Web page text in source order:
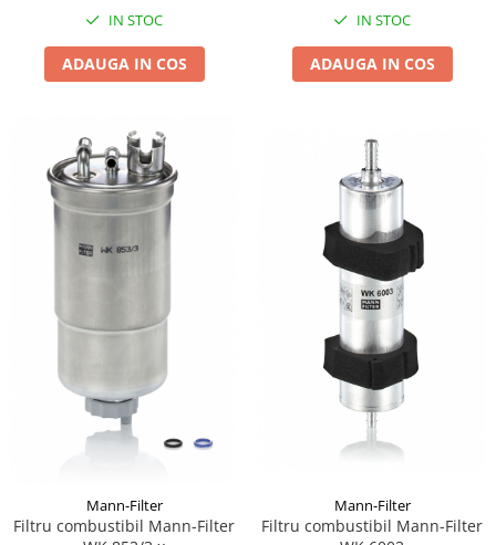
Aditivi moto
Filtre moto
Filtru combustibil
Buson golire ulei
Filtru ulei moto
Filtru aer moto
Intretinere moto
Curatare moto
Covor moto
Genti bagaje moto
IN STOC
ADAUGA IN COS
IN STOC
ADAUGA IN COS
Mann-Filter
Filtru combustibil Mann-Filter
Mann-Filter
Filtru combustibil Mann-Filter